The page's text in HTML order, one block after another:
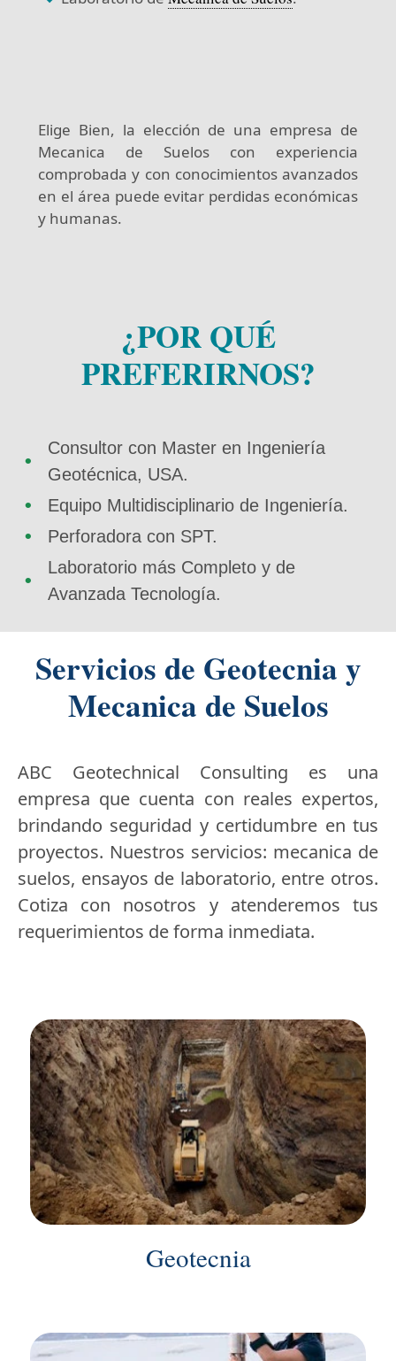
Elige Bien, la elección de una empresa de
Mecanica de Suelos con experiencia
comprobada y con conocimientos avanzados
en el área puede evitar perdidas económicas
y humanas.
¿POR QUÉ
PREFERIRNOS?
Consultor con Master en Ingeniería
Geotécnica, USA.
Equipo Multidisciplinario de Ingeniería.
Perforadora con SPT.
Laboratorio más Completo y de
Avanzada Tecnología.
Servicios de Geotecnia y
Mecanica de Suelos
ABC Geotechnical Consulting es una
empresa que cuenta con reales expertos,
brindando seguridad y certidumbre en tus
proyectos. Nuestros servicios: mecanica de
suelos, ensayos de laboratorio, entre otros.
Cotiza con nosotros y atenderemos tus
requerimientos de forma inmediata.
Geotecnia